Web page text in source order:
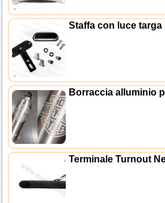
Staffa con luce targa
Borraccia alluminio
Terminale Turnout